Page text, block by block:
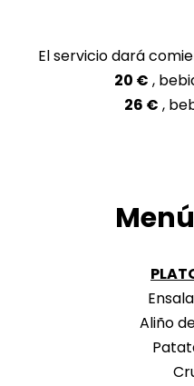
El servicio dará
20 € ,
26 € ,
Aliño